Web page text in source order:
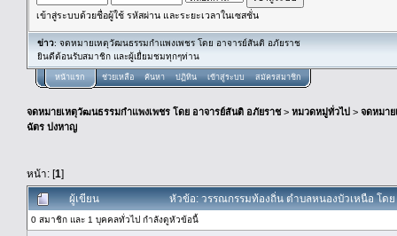
เข้าสู่ระบบด้วยชื่อผู้ใช้ รหัสผ่าน และระยะเวลาในเซสชั่น
ข่าว: จดหมายเหตุวัฒนธรรมกำแพงเพชร โดย อาจารย์สันติ อภัยราช
ยินดีต้อนรับสมาชิก และผู้เยื่ยมชมทุกๆท่าน
หน้าแรก ช่วยเหลือ ค้นหา ปฏิทิน เข้าสู่ระบบ สมัครสมาชิก
จดหมายเหตุวัฒนธรรมกำแพงเพชร โดย อาจารย์สันติ อภัยราช> หมวดหมู่ทั่วไป > จดหมา
ฉัตร ปงหาญ
หน้า: [1]
ผู้เขียน หัวข้อ: วรรณกรรมท้องถิ่น ตำบลหนองบัวเหนือ โด
0 สมาชิก และ 1 บุคคลทั่วไป กำลังดูหัวข้อนี้